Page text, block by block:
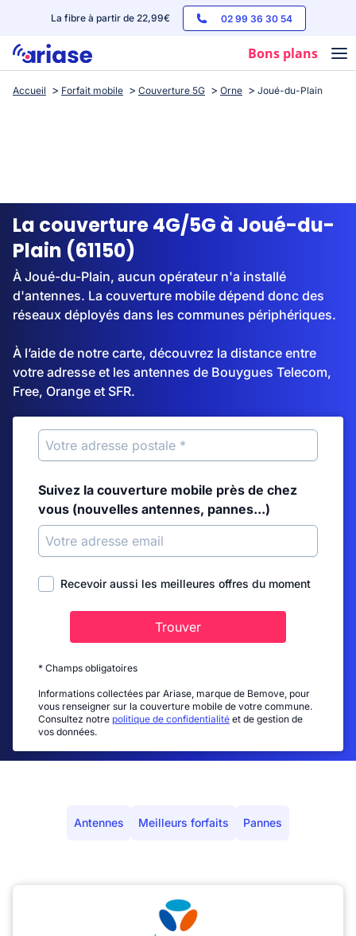
La fibre à partir de 22,99€ 02 99 36 30 54
Bons plans
Box internet
Streaming
Accueil Forfait mobile Couverture 5G Orne Joué-du-Plain
La couverture 4G/5G à Joué-du-
Plain (61150)
À Joué-du-Plain, aucun opérateur n'a installé
d'antennes. La couverture mobile dépend donc des
réseaux déployés dans les communes périphériques.
À l’aide de notre carte, découvrez la distance entre
votre adresse et les antennes de Bouygues Telecom,
Free, Orange et SFR.
Suivez la couverture mobile près de chez
vous (nouvelles antennes, pannes...)
Recevoir aussi les meilleures offres du moment
Trouver
* Champs obligatoires
Informations collectées par Ariase, marque de Bemove, pour
vous renseigner sur la couverture mobile de votre commune.
Consultez notre politique de confidentialité et de gestion de
vos données.
Antennes Meilleurs forfaits Pannes